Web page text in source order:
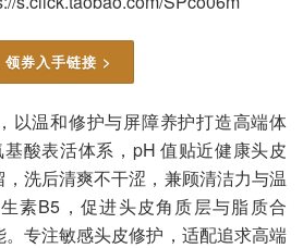
领券入手链接 >
以温和修护与屏障养护打造高端体
酸表活体系，pH 值贴近健康头皮
洗后清爽不干涩，兼顾清洁力与温
素B5，促进头皮角质层与脂质合
专注敏感头皮修护，适配追求高端